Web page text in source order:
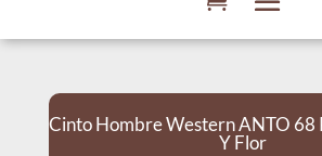
Cinto Hombre Western ANTO 68
Y Flor